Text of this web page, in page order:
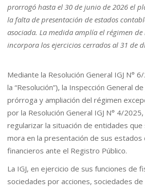
prorrogó hasta el 30 de junio de 2026 el
la falta de presentación de estados
asociada. La medida amplía el régimen
incorpora los ejercicios cerrados al 31 de
Mediante la Resolución General IGJ N°
la “Resolución”), la Inspección General
prórroga y ampliación del régimen
por la Resolución General IGJ N° 4/
regularizar la situación de entidades
mora en la presentación de sus estados
financieros ante el Registro Público.
La IGJ, en ejercicio de sus funciones de
sociedades por acciones, sociedades